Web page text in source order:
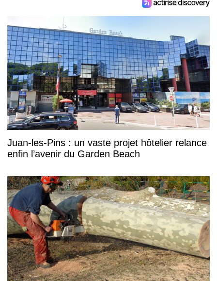
Juan-les-Pins : un vaste projet hôtelier relance
enfin l’avenir du Garden Beach